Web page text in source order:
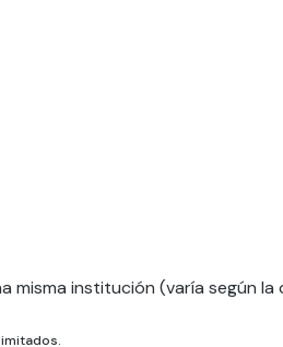
institución (varía según la